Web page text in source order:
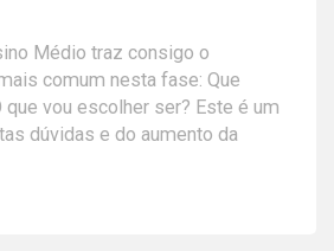
Médio traz consigo o
comum nesta fase: Que
que vou escolher ser? Este é um
dúvidas e do aumento da